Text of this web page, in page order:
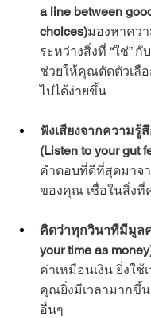
a line between
choices)มองหาคว
ระหว่างสิ่งที่ “ใช่” กั
ช่วยให้คุณตัดตัวเลื
ไปได้ง่ายขึ้น
ฟังเสียงจากความรู้
(Listen to your gut
คำตอบที่ดีที่สุดมา
ของคุณ เชื่อในสิ่งที่
คิดว่าทุกวินาทีมีมูล
your time as
ค่าเหมือนเงิน ยิ่งใช้
คุณยิ่งมีเวลามากขึ้
อื่นๆ